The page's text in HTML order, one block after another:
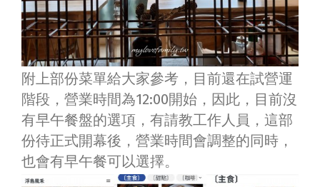
附上部份菜單給大家參考，目前還在試營運
階段，營業時間為12:00開始，因此，目前沒
有早午餐盤的選項，有請教工作人員，這部
份待正式開幕後，營業時間會調整的同時，
也會有早午餐可以選擇。